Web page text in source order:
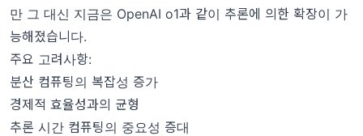
만 그 대신 지금은 OpenAI o1과 같이 추론에 의한 확장이 가
능해졌습니다.
주요 고려사항:
분산 컴퓨팅의 복잡성 증가
경제적 효율성과의 균형
추론 시간 컴퓨팅의 중요성 증대